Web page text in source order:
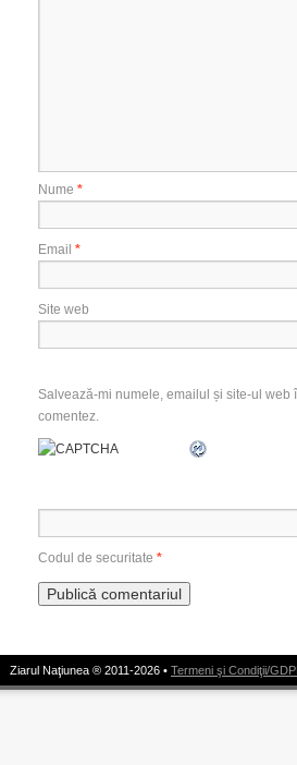
Nume *
Email *
Site web
Salvează-mi numele, emailul și site-ul
comentez.
Codul de securitate *
Ziarul Naţiunea ® 2011-2026 • Termeni şi Condiţii/